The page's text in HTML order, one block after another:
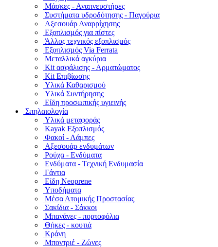
Μάσκες - Αναπνευστήρες
Συστήματα υδροδότησης - Παγούρια
Αξεσουάρ Αναρρίχησης
Εξοπλισμός για πίστες
Άλλος τεχνικός εξοπλισμός
Εξοπλισμός Via Ferrata
Μεταλλικά αγκύρια
Kit ασφάλισης - Αρματώματος
Kit Επιβίωσης
Υλικά Καθαρισμού
Υλικά Συντήρησης
Είδη προσωπικής υγιεινής
Σπηλαιολογία
Υλικά μεταφοράς
Kayak Εξοπλισμός
Φακοί - Λάμπες
Αξεσουάρ ενδυμάτων
Ρούχα - Ενδύματα
Ενδύματα - Τεχνική Ενδυμασία
Γάντια
Είδη Neoprene
Υποδήματα
Μέσα Ατομικής Προστασίας
Σακίδια - Σάκκοι
Μπανάνες - πορτοφόλια
Θήκες - κουτιά
Κράνη
Μποντριέ - Ζώνες